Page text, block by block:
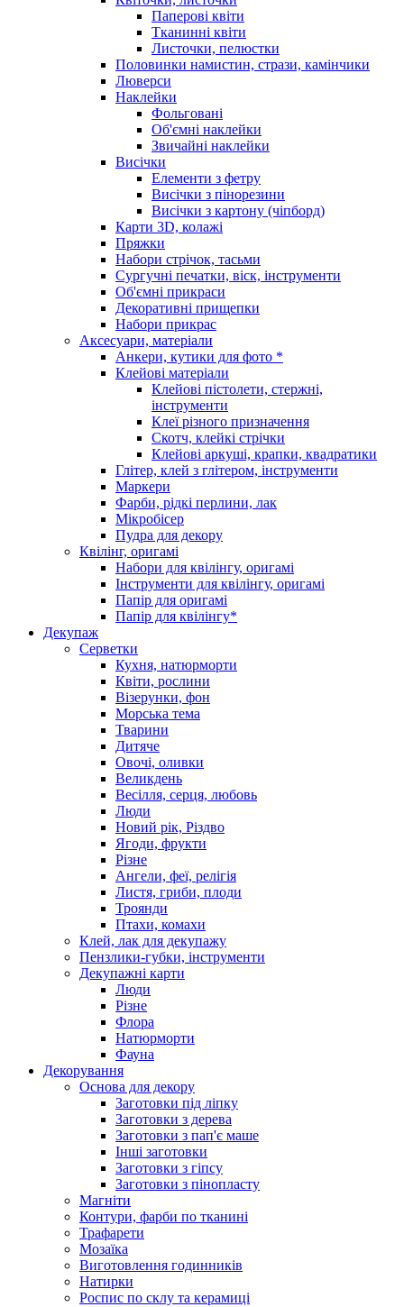
Паперові квіти
Тканинні квіти
Листочки, пелюстки
Половинки намистин, стрази, камінчики
Люверси
Наклейки
Фольговані
Об'ємні наклейки
Звичайні наклейки
Висічки
Елементи з фетру
Висічки з пінорезини
Висічки з картону (чіпборд)
Карти 3D, колажі
Пряжки
Набори стрічок, тасьми
Сургучні печатки, віск, інструменти
Об'ємні прикраси
Декоративні прищепки
Набори прикрас
Аксесуари, матеріали
Анкери, кутики для фото *
Клейові матеріали
Клейові пістолети, стержні,
інструменти
Клеї різного призначення
Скотч, клейкі стрічки
Клейові аркуші, крапки, квадратики
Глітер, клей з глітером, інструменти
Маркери
Фарби, рідкі перлини, лак
Мікробісер
Пудра для декору
Квілінг, оригамі
Набори для квілінгу, оригамі
Інструменти для квілінгу, оригамі
Папір для оригамі
Папір для квілінгу*
Декупаж
Серветки
Кухня, натюрморти
Квіти, рослини
Візерунки, фон
Морська тема
Тварини
Дитяче
Овочі, оливки
Великдень
Весілля, серця, любовь
Люди
Новий рік, Різдво
Ягоди, фрукти
Різне
Ангели, феї, релігія
Листя, гриби, плоди
Троянди
Птахи, комахи
Клей, лак для декупажу
Пензлики-губки, інструменти
Декупажні карти
Люди
Різне
Флора
Натюрморти
Фауна
Декорування
Основа для декору
Заготовки під ліпку
Заготовки з дерева
Заготовки з пап'є маше
Інші заготовки
Заготовки з гіпсу
Заготовки з пінопласту
Магніти
Контури, фарби по тканині
Трафарети
Мозаїка
Виготовлення годинників
Натирки
Роспис по склу та керамиці